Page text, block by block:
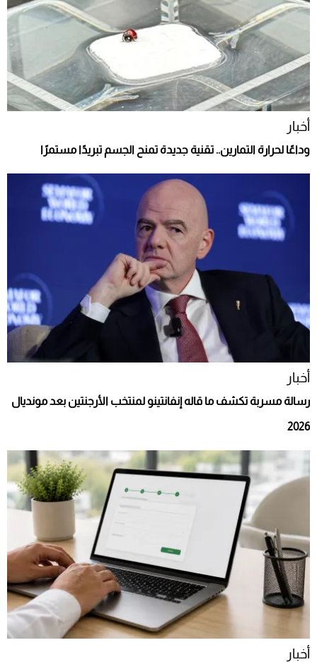
أخبار
وداعًا لحرارة التمارين.. تقنية جديدة تمنح الجسم تبريدًا مستمرًا
أخبار
رسالة مسربة تكشف ما قاله إنفانتينو لمنتخب الأرجنتين بعد مونديال
2026
أخبار